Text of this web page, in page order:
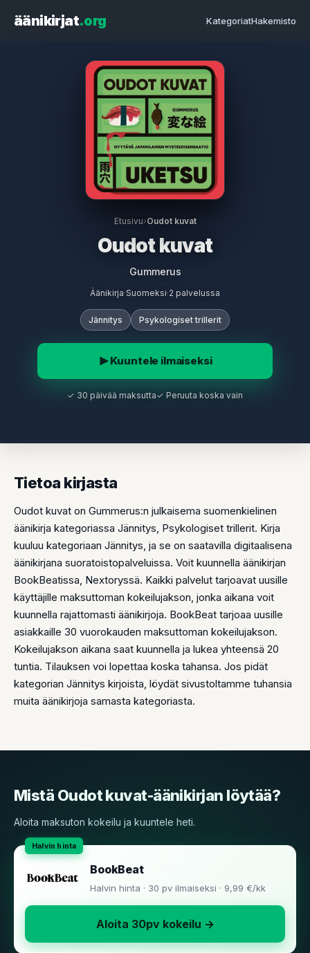
äänikirjat.org KategoriatHakemisto
Etusivu›Oudot kuvat
Oudot kuvat
Gummerus
Äänikirja·Suomeksi·2 palvelussa
Jännitys Psykologiset trillerit
Kuuntele ilmaiseksi
✓ 30 päivää maksutta✓ Peruuta koska vain
Tietoa kirjasta
Oudot kuvat on Gummerus:n julkaisema suomenkielinen
äänikirja kategoriassa Jännitys, Psykologiset trillerit. Kirja
kuuluu kategoriaan Jännitys, ja se on saatavilla digitaalisena
äänikirjana suoratoistopalveluissa. Voit kuunnella äänikirjan
BookBeatissa, Nextoryssä. Kaikki palvelut tarjoavat uusille
käyttäjille maksuttoman kokeilujakson, jonka aikana voit
kuunnella rajattomasti äänikirjoja. BookBeat tarjoaa uusille
asiakkaille 30 vuorokauden maksuttoman kokeilujakson.
Kokeilujakson aikana saat kuunnella ja lukea yhteensä 20
tuntia. Tilauksen voi lopettaa koska tahansa. Jos pidät
kategorian Jännitys kirjoista, löydät sivustoltamme tuhansia
muita äänikirjoja samasta kategoriasta.
Mistä Oudot kuvat-äänikirjan löytää?
Aloita maksuton kokeilu ja kuuntele heti.
BookBeat
Halvin hinta · 30 pv ilmaiseksi · 9,99 €/kk
Aloita 30pv kokeilu →